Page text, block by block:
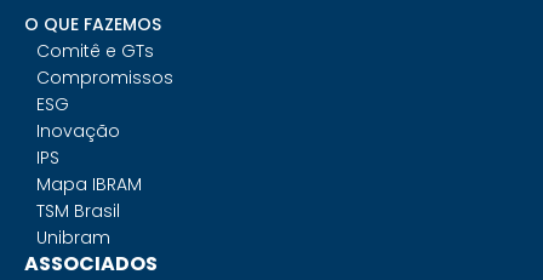
O QUE FAZEMOS
Comitê e GTs
Compromissos
ESG
Inovação
IPS
Mapa IBRAM
TSM Brasil
Unibram
ASSOCIADOS